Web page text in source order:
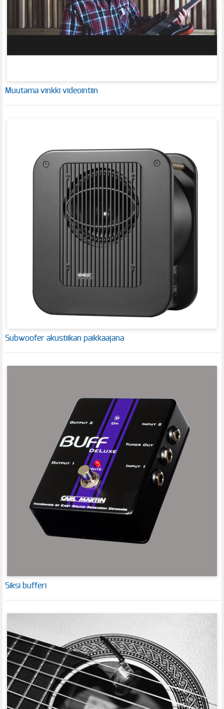
Muutama vinkki videointiin
Subwoofer akustiikan paikkaajana
Siksi bufferi